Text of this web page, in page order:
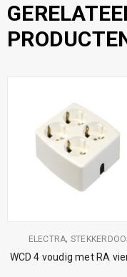
ELECTRA,
WCD 4 voudig met RA